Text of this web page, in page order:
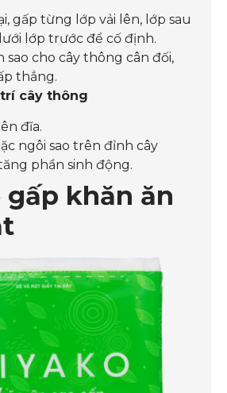
gấp từng lớp vải lên, lớp sau
lớp trước để cố định.
sao cho cây thông cân đối,
thẳng.
trí cây thông
đĩa.
ngôi sao trên đỉnh cây
phần sinh động.
gấp khăn ăn